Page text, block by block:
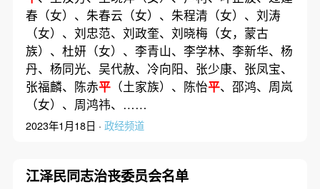
春（女）、朱春云（女）、朱程清（女）、刘涛
（女）、刘忠范、刘政奎、刘晓梅（女，蒙古
族）、杜妍（女）、李青山、李学林、李新华、杨
丹、杨同光、吴代赦、冷向阳、张少康、张凤宝、
张福麟、陈赤平（土家族）、陈怡平、邵鸿、周岚
（女）、周鸿祎、……
2023年1月18日 · 政经频道
江泽民同志治丧委员会名单